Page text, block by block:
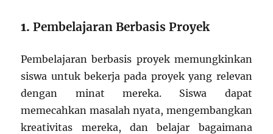
1.Pembelajaran Berbasis Proyek
Pembelajaran berbasis proyek memungkinkan
siswa untuk bekerja pada proyek yang relevan
dengan minat mereka. Siswa dapat
memecahkan masalah nyata, mengembangkan
kreativitas mereka, dan belajar bagaimana